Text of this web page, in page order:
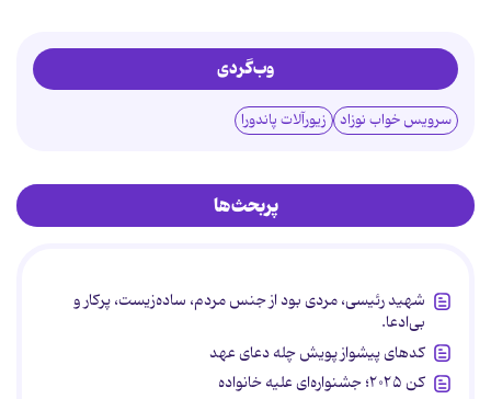
وب‌گردی
سرویس خواب نوزاد زیورآلات پاندورا
پربحث‌ها
شهید رئیسی، مردی بود از جنس مردم، ساده‌زیست، پرکار و
بی‌ادعا.
کدهای پیشواز پویش چله دعای عهد
کن ۲۰۲۵؛ جشنواره‌ای علیه خانواده